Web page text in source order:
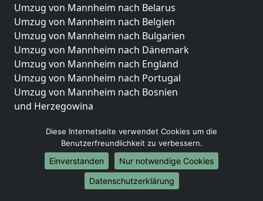
Umzug von Mannheim nach Belarus
Umzug von Mannheim nach Belgien
Umzug von Mannheim nach Bulgarien
Umzug von Mannheim nach Dänemark
Umzug von Mannheim nach England
Umzug von Mannheim nach Portugal
Umzug von Mannheim nach Bosnien
und Herzegowina
Umzug von Mannheim nach Lettland
Umzug von Mannheim nach Zypern
Umzug von Mannheim nach Kroatien
Umzug von Mannheim nach Estland
Umzug von Mannheim nach Finnland
Diese Internetseite verwendet Cookies um die
Benutzerfreundlichkeit zu verbessern.
Einverstanden
Nur notwendige Cookies
Datenschutzerklärung